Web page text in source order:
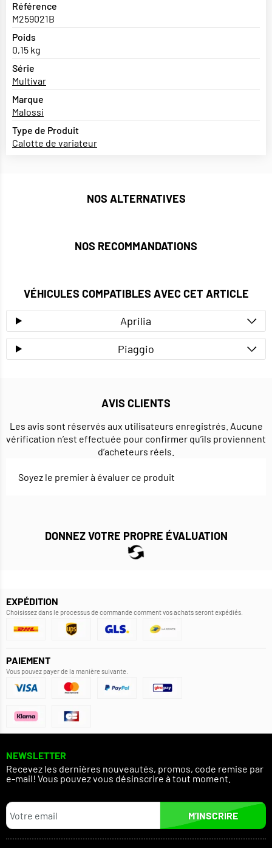
Référence
M259021B
Poids
0,15 kg
Série
Multivar
Marque
Malossi
Type de Produit
Calotte de variateur
NOS ALTERNATIVES
NOS RECOMMANDATIONS
VÉHICULES COMPATIBLES AVEC CET ARTICLE
Aprilia
Piaggio
AVIS CLIENTS
Les avis sont réservés aux utilisateurs enregistrés. Aucune
vérification n’est effectuée pour confirmer qu’ils proviennent
d’acheteurs réels.
Soyez le premier à évaluer ce produit
DONNEZ VOTRE PROPRE ÉVALUATION
EXPÉDITION
Choisissez dans le processus de commande comment vos achats seront expédiés.
PAIEMENT
Vous pouvez payer de la manière suivante.
NEWSLETTER
Recevez les dernières nouveautés, promos, code remise par
e-mail! Vous pouvez vous désinscrire à tout moment.
M’INSCRIRE